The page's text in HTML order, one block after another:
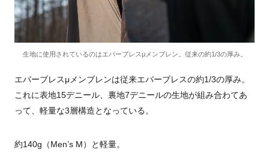
生地に使用されているのはエバーブレスμメンブレン。従来の約1/3の厚み。
エバーブレスμメンブレンは従来エバーブレスの約1/3の厚み。
これに表地15デニール、裏地7デニールの生地が組み合わてあ
って、軽量な3層構造となっている。
約140g（Men’s M）と軽量。